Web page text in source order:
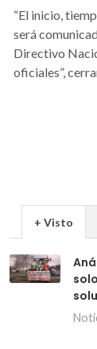
“El inicio,
será
Directivo
oficiales”,
+ Visto